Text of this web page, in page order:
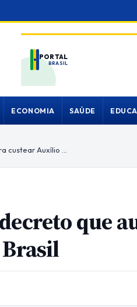
PORTAL
BRASIL
ECONOMIA SAÚDE
que